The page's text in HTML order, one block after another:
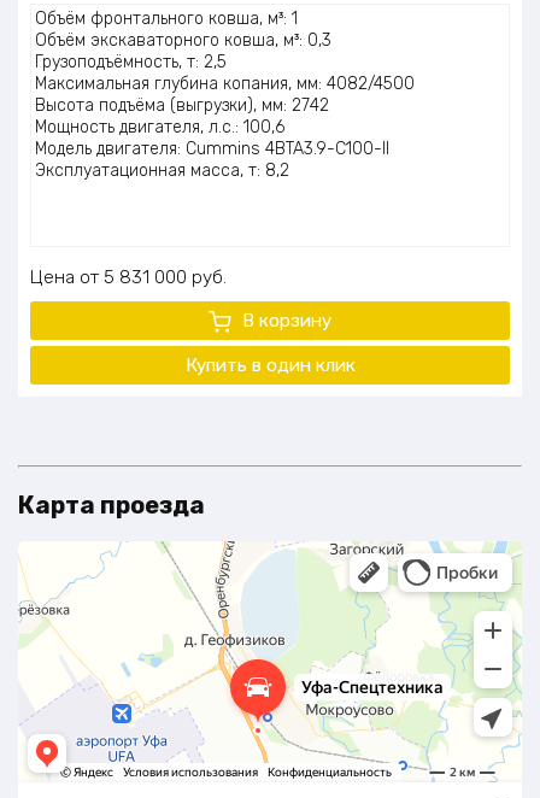
Оценка
5.00 из 5
Объём фронтального ковша, м³: 1
Объём экскаваторного ковша, м³: 0,3
Грузоподъёмность, т: 2,5
Максимальная глубина копания, мм: 4082/4500
Высота подъёма (выгрузки), мм: 2742
Мощность двигателя, л.с.: 100,6
Модель двигателя: Cummins 4BTA3.9-C100-II
Эксплуатационная масса, т: 8,2
Цена 5 831 000 руб.
В корзину
Купить в один клик
Карта проезда